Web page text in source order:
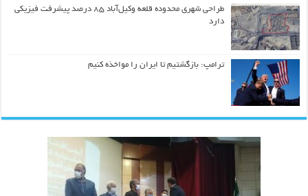
طراحی شهری محدوده قلعه وکیل‌آباد ۸۵ درصد پیشرفت فیزیکی
دارد
ترامپ: بازگشتیم تا ایران را مواخذه کنیم